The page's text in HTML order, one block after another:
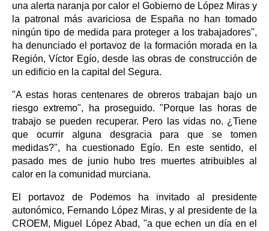
una alerta naranja por calor el Gobierno de López Miras y
la patronal más avariciosa de España no han tomado
ningún tipo de medida para proteger a los trabajadores",
ha denunciado el portavoz de la formación morada en la
Región, Víctor Egío, desde las obras de construcción de
un edificio en la capital del Segura.
"A estas horas centenares de obreros trabajan bajo un
riesgo extremo", ha proseguido. "Porque las horas de
trabajo se pueden recuperar. Pero las vidas no. ¿Tiene
que ocurrir alguna desgracia para que se tomen
medidas?", ha cuestionado Egío. En este sentido, el
pasado mes de junio hubo tres muertes atribuibles al
calor en la comunidad murciana.
El portavoz de Podemos ha invitado al presidente
autonómico, Fernando López Miras, y al presidente de la
CROEM, Miguel López Abad, "a que echen un día en el